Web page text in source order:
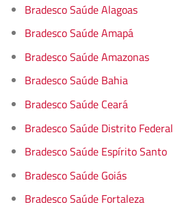
Bradesco Saúde Alagoas
Bradesco Saúde Amapá
Bradesco Saúde Amazonas
Bradesco Saúde Bahia
Bradesco Saúde Ceará
Bradesco Saúde Distrito Federal
Bradesco Saúde Espírito Santo
Bradesco Saúde Goiás
Bradesco Saúde Fortaleza